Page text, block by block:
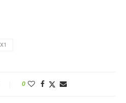
X1
0